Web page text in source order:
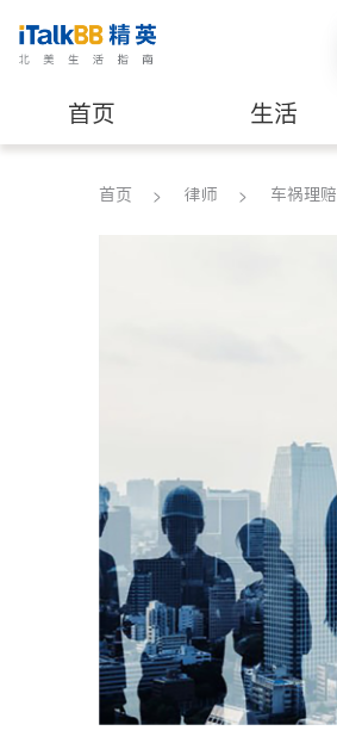
首页 生活
养老 非盈利组织
首页 律师 车祸理赔